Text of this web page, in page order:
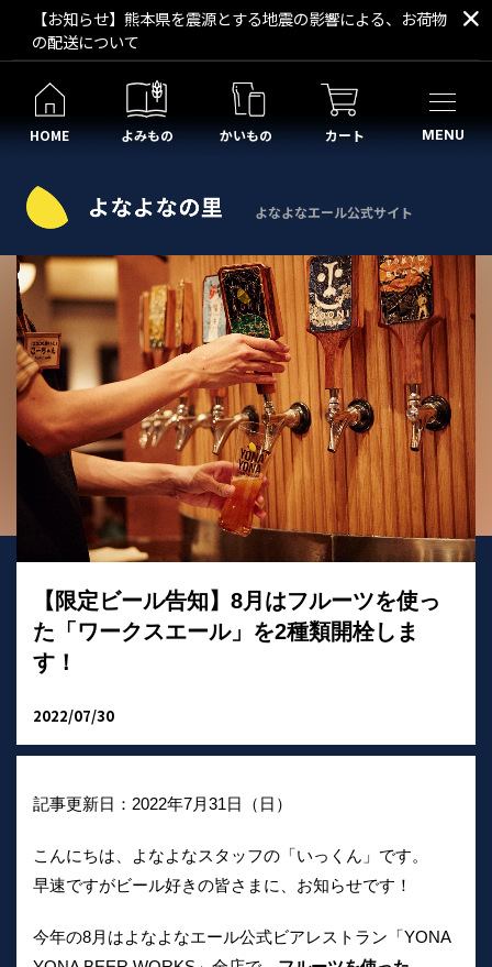
【お知らせ】熊本県を震源とする地震の影響による、お荷物
の配送について
HOME よみもの かいもの カート MENU
よなよなエール公式サイト
【限定ビール告知】8月はフルーツを使っ
た「ワークスエール」を2種類開栓しま
す！
2022/07/30
記事更新日：2022年7月31日（日）
こんにちは、よなよなスタッフの「いっくん」です。
早速ですがビール好きの皆さまに、お知らせです！
今年の8月はよなよなエール公式ビアレストラン「YONA